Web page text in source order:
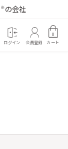
※の会社
ログイン 会員登録 カート
0